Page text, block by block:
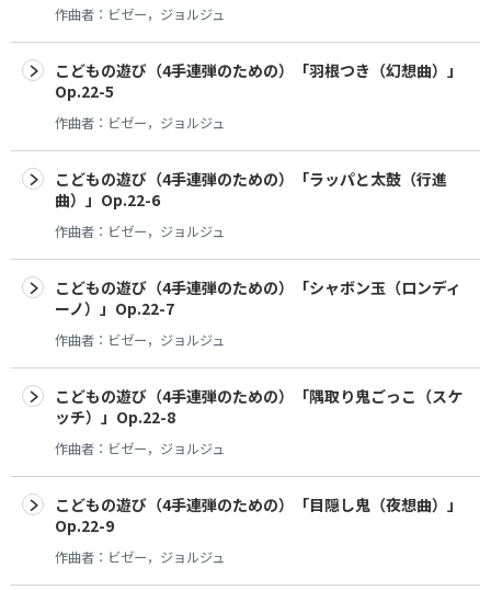
作曲者： ビゼー，ジョルジュ
こどもの遊び（4手連弾のための）「羽根つき（幻想曲）」
Op.22-5
作曲者： ビゼー，ジョルジュ
こどもの遊び（4手連弾のための）「ラッパと太鼓（行進
曲）」Op.22-6
作曲者： ビゼー，ジョルジュ
こどもの遊び（4手連弾のための）「シャボン玉（ロンディ
ーノ）」Op.22-7
作曲者： ビゼー，ジョルジュ
こどもの遊び（4手連弾のための）「隅取り鬼ごっこ（スケ
ッチ）」Op.22-8
作曲者： ビゼー，ジョルジュ
こどもの遊び（4手連弾のための）「目隠し鬼（夜想曲）」
Op.22-9
作曲者： ビゼー，ジョルジュ